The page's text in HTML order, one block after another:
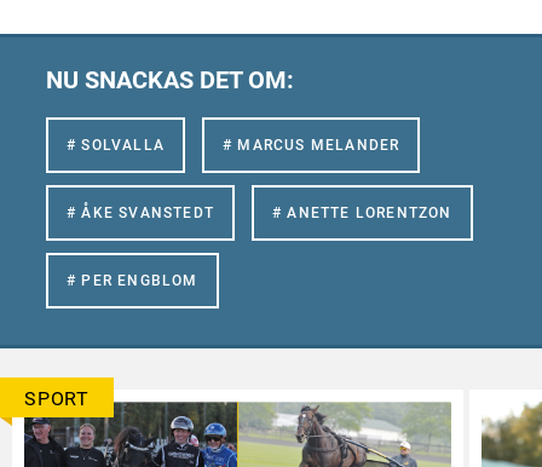
NU SNACKAS DET OM:
# SOLVALLA # MARCUS MELANDER
# ÅKE SVANSTEDT # ANETTE LORENTZON
# PER ENGBLOM
SPORT